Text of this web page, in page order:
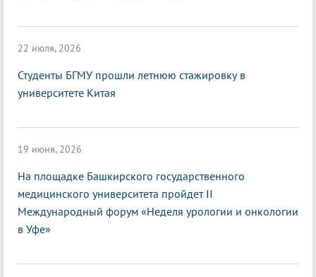
22 июля, 2026
Студенты БГМУ прошли летнюю стажировку в
университете Китая
19 июня, 2026
На площадке Башкирского государственного
медицинского университета пройдет II
Международный форум «Неделя урологии и онкологии
в Уфе»